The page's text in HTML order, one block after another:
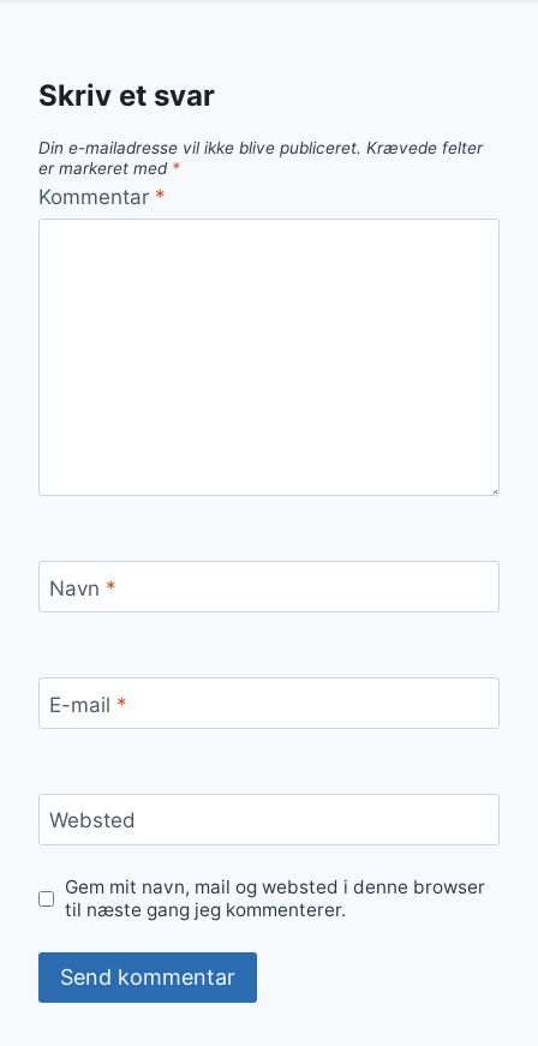
Skriv et svar
Din e-mailadresse vil ikke blive publiceret. Krævede felter
er markeret med *
Kommentar *
Navn *
E-mail *
Websted
Gem mit navn, mail og websted i denne browser
til næste gang jeg kommenterer.